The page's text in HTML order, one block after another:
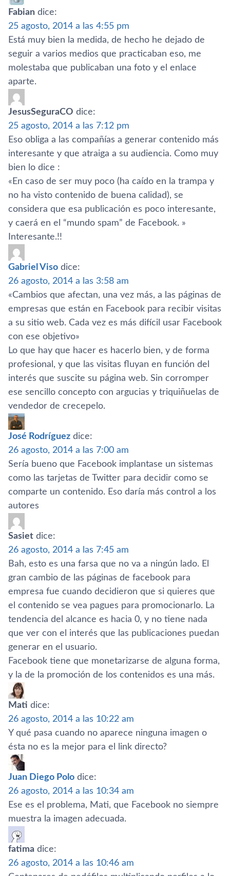
Fabian dice:
25 agosto, 2014 a las 4:55 pm
Está muy bien la medida, de hecho he dejado de
seguir a varios medios que practicaban eso, me
molestaba que publicaban una foto y el enlace
aparte.
JesusSeguraCO dice:
25 agosto, 2014 a las 7:12 pm
Eso obliga a las compañí­as a generar contenido más
interesante y que atraiga a su audiencia. Como muy
bien lo dice :
«En caso de ser muy poco (ha caí­do en la trampa y
no ha visto contenido de buena calidad), se
considera que esa publicación es poco interesante,
y caerá en el “mundo spam” de Facebook. »
Interesante.!!
Gabriel Viso dice:
26 agosto, 2014 a las 3:58 am
«Cambios que afectan, una vez más, a las páginas de
empresas que están en Facebook para recibir visitas
a su sitio web. Cada vez es más difí­cil usar Facebook
con ese objetivo»
Lo que hay que hacer es hacerlo bien, y de forma
profesional, y que las visitas fluyan en función del
interés que suscite su página web. Sin corromper
ese sencillo concepto con argucias y triquiñuelas de
vendedor de crecepelo.
José Rodrí­guez dice:
26 agosto, 2014 a las 7:00 am
Serí­a bueno que Facebook implantase un sistemas
como las tarjetas de Twitter para decidir como se
comparte un contenido. Eso darí­a más control a los
autores
Sasiet dice:
26 agosto, 2014 a las 7:45 am
Bah, esto es una farsa que no va a ningún lado. El
gran cambio de las páginas de facebook para
empresa fue cuando decidieron que si quieres que
el contenido se vea pagues para promocionarlo. La
tendencia del alcance es hacia 0, y no tiene nada
que ver con el interés que las publicaciones puedan
generar en el usuario.
Facebook tiene que monetarizarse de alguna forma,
y la de la promoción de los contenidos es una más.
Mati dice:
26 agosto, 2014 a las 10:22 am
Y qué pasa cuando no aparece ninguna imagen o
ésta no es la mejor para el link directo?
Juan Diego Polo dice:
26 agosto, 2014 a las 10:34 am
Ese es el problema, Mati, que Facebook no siempre
muestra la imagen adecuada.
fatima dice:
26 agosto, 2014 a las 10:46 am